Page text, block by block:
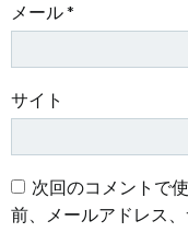
メール*
サイト
次回のコメントで
前、メールアドレス、